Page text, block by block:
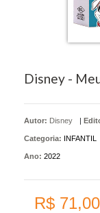
Disney -
Autor: Disney |
Categoria: INFANTIL
Ano: 2022
R$ 71,00